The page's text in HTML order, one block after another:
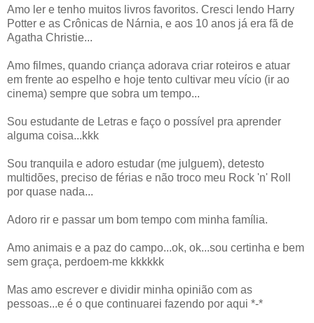
Amo ler e tenho muitos livros favoritos. Cresci lendo Harry
Potter e as Crônicas de Nárnia, e aos 10 anos já era fã de
Agatha Christie...
Amo filmes, quando criança adorava criar roteiros e atuar
em frente ao espelho e hoje tento cultivar meu vício (ir ao
cinema) sempre que sobra um tempo...
Sou estudante de Letras e faço o possível pra aprender
alguma coisa...kkk
Sou tranquila e adoro estudar (me julguem), detesto
multidões, preciso de férias e não troco meu Rock 'n' Roll
por quase nada...
Adoro rir e passar um bom tempo com minha família.
Amo animais e a paz do campo...ok, ok...sou certinha e bem
sem graça, perdoem-me kkkkkk
Mas amo escrever e dividir minha opinião com as
pessoas...e é o que continuarei fazendo por aqui *-*